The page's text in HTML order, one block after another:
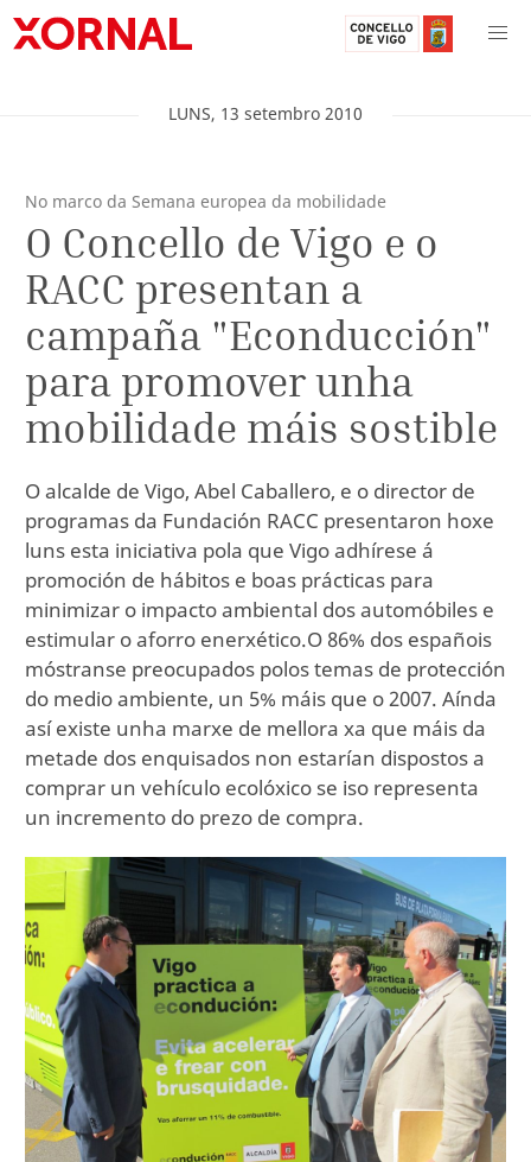
LUNS, 13 setembro 2010
No marco da Semana europea da mobilidade
O Concello de Vigo e o
RACC presentan a
campaña "Econducción"
para promover unha
mobilidade máis sostible
O alcalde de Vigo, Abel Caballero, e o director de
programas da Fundación RACC presentaron hoxe
luns esta iniciativa pola que Vigo adhírese á
promoción de hábitos e boas prácticas para
minimizar o impacto ambiental dos automóbiles e
estimular o aforro enerxético.O 86% dos españois
móstranse preocupados polos temas de protección
do medio ambiente, un 5% máis que o 2007. Aínda
así existe unha marxe de mellora xa que máis da
metade dos enquisados non estarían dispostos a
comprar un vehículo ecolóxico se iso representa
un incremento do prezo de compra.